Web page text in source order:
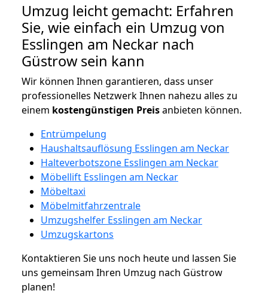
Umzug leicht gemacht: Erfahren
Sie, wie einfach ein Umzug von
Esslingen am Neckar nach
Güstrow sein kann
Wir können Ihnen garantieren, dass unser
professionelles Netzwerk Ihnen nahezu alles zu
einem kostengünstigen Preisanbieten können.
Entrümpelung
Haushaltsauflösung Esslingen am Neckar
Halteverbotszone Esslingen am Neckar
Möbellift Esslingen am Neckar
Möbeltaxi
Möbelmitfahrzentrale
Umzugshelfer Esslingen am Neckar
Umzugskartons
Kontaktieren Sie uns noch heute und lassen Sie
uns gemeinsam Ihren Umzug nach Güstrow
planen!